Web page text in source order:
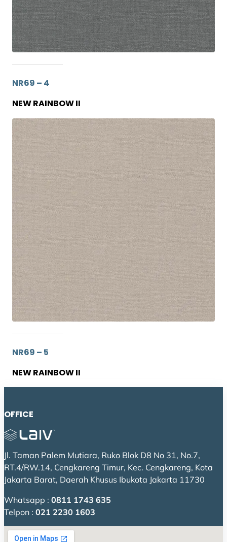
NR69 – 4
NEW RAINBOW II
NR69 – 5
NEW RAINBOW II
OFFICE
Jl. Taman Palem Mutiara, Ruko Blok D8 No 31, No.7,
RT.4/RW.14, Cengkareng Timur, Kec. Cengkareng, Kota
Jakarta Barat, Daerah Khusus Ibukota Jakarta 11730
Whatsapp : 0811 1743 635
Telpon : 021 2230 1603